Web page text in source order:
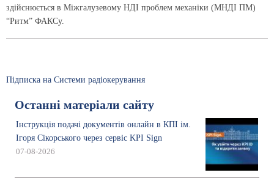
здійснюється в Міжгалузевому НДІ проблем механіки (МНДІ ПМ)
“Ритм” ФАКСу.
Підписка на Системи радіокерування
Останні матеріали сайту
Інструкція подачі документів онлайн в КПІ ім.
Ігоря Сікорського через сервіс KPI Sign
07-08-2026